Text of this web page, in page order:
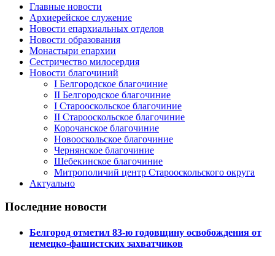
Главные новости
Архиерейское служение
Новости епархиальных отделов
Новости образования
Монастыри епархии
Сестричество милосердия
Новости благочиний
I Белгородское благочиние
II Белгородское благочиние
I Старооскольское благочиние
II Старооскольское благочиние
Корочанское благочиние
Новооскольское благочиние
Чернянское благочиние
Шебекинское благочиние
Митрополичий центр Старооскольского округа
Актуально
Последние новости
Белгород отметил 83-ю годовщину освобождения от
немецко-фашистских захватчиков